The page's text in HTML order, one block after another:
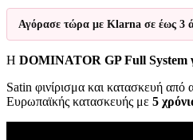
Αγόρασε τώρα με Klarna σε έως 3
Η DOMINATOR GP Full System
Satin φινίρισμα και κατασκευή από
Ευρωπαϊκής κατασκευής με 5